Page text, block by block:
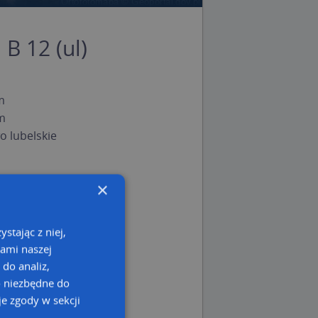
12 (ul)
lubelskie
×
z niej,
naszej
analiz,
do
zgody w sekcji